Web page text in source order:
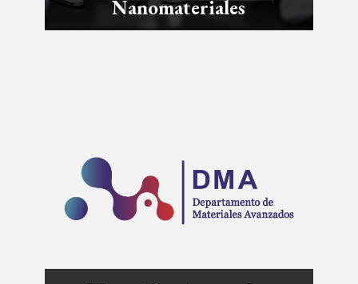
Nanomateriales